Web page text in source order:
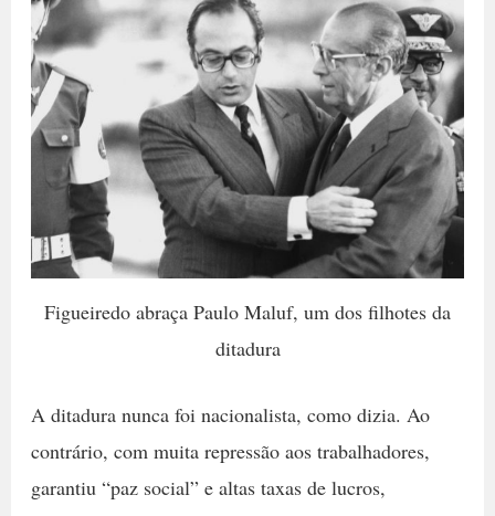
Figueiredo abraça Paulo Maluf, um dos filhotes da
ditadura
A ditadura nunca foi nacionalista, como dizia. Ao
contrário, com muita repressão aos trabalhadores,
garantiu “paz social” e altas taxas de lucros,